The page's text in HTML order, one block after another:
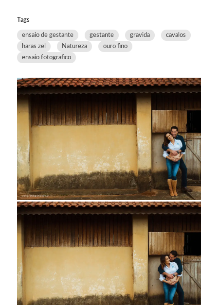
Tags
ensaio de gestante gestante gravida
cavalos
haras zel
Natureza
ouro fino
ensaio fotografico